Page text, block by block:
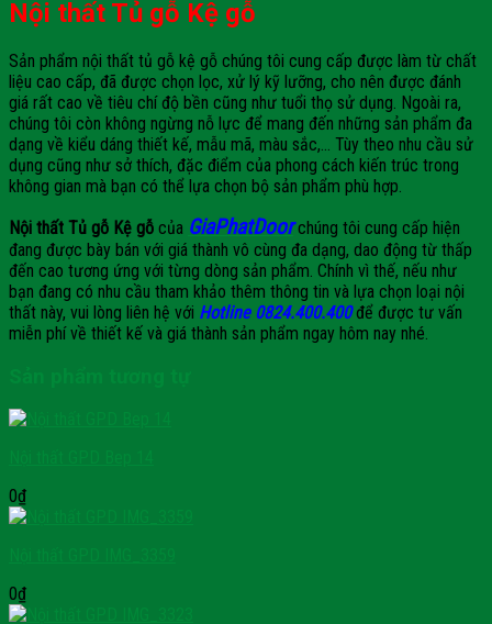
Nội thất Tủ gỗ Kệ gỗ
Sản phẩm nội thất tủ gỗ kệ gỗ chúng tôi cung cấp được làm từ chất
liệu cao cấp, đã được chọn lọc, xử lý kỹ lưỡng, cho nên được đánh
giá rất cao về tiêu chí độ bền cũng như tuổi thọ sử dụng. Ngoài ra,
chúng tôi còn không ngừng nỗ lực để mang đến những sản phẩm đa
dạng về kiểu dáng thiết kế, mẫu mã, màu sắc,… Tùy theo nhu cầu sử
dụng cũng như sở thích, đặc điểm của phong cách kiến trúc trong
không gian mà bạn có thể lựa chọn bộ sản phẩm phù hợp.
Nội thất Tủ gỗ Kệ gỗ của GiaPhatDoorchúng tôi cung cấp hiện
đang được bày bán với giá thành vô cùng đa dạng, dao động từ thấp
đến cao tương ứng với từng dòng sản phẩm. Chính vì thế, nếu như
bạn đang có nhu cầu tham khảo thêm thông tin và lựa chọn loại nội
thất này, vui lòng liên hệ với Hotline 0824.400.400để được tư vấn
miễn phí về thiết kế và giá thành sản phẩm ngay hôm nay nhé.
0₫
0₫